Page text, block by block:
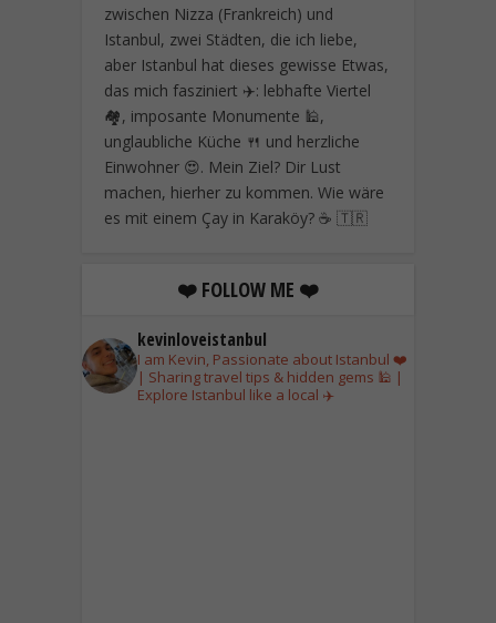
zwischen Nizza (Frankreich) und
Istanbul, zwei Städten, die ich liebe,
aber Istanbul hat dieses gewisse Etwas,
das mich fasziniert ✈️: lebhafte Viertel
🏘️, imposante Monumente 🕌,
unglaubliche Küche 🍴 und herzliche
Einwohner 😍. Mein Ziel? Dir Lust
machen, hierher zu kommen. Wie wäre
es mit einem Çay in Karaköy? ☕ 🇹🇷
❤️ FOLLOW ME ❤️
kevinloveistanbul
I am Kevin, Passionate about Istanbul ❤️
| Sharing travel tips & hidden gems 🕌 |
Explore Istanbul like a local ✈️